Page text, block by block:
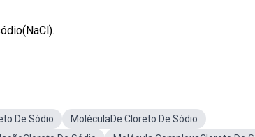
De Sódio
MoléculaDe Cloreto De Sódio